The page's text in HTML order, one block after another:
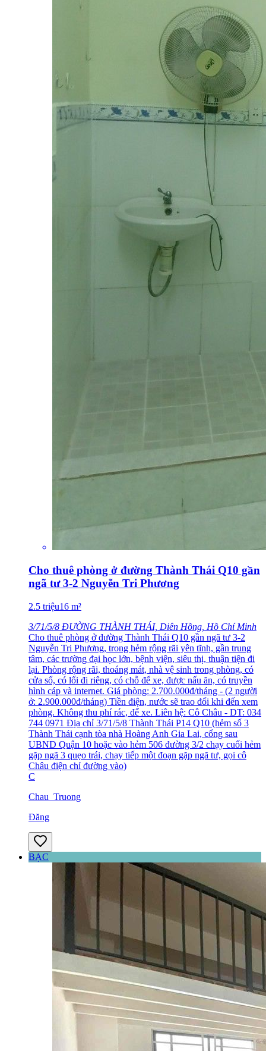
Cho thuê phòng ở đường Thành Thái Q10 gần
ngã tư 3-2 Nguyễn Tri Phương
2.5 triệu16 m²
3/71/5/8 ĐƯỜNG THÀNH THÁI, Diên Hồng, Hồ Chí Minh
Cho thuê phòng ở đường Thành Thái Q10 gần ngã tư 3-2
Nguyễn Tri Phương, trong hẻm rộng rãi yên tĩnh, gần trung
tâm, các trường đại học lớn, bệnh viện, siêu thị, thuận tiện đi
lại. Phòng rộng rãi, thoáng mát, nhà vệ sinh trong phòng, có
cửa sổ, có lối đi riêng, có chỗ để xe, được nấu ăn, có truyền
hình cáp và internet. Giá phòng: 2.700.000đ/tháng - (2 người
ở: 2.900.000đ/tháng) Tiền điện, nước sẽ trao đổi khi đến xem
phòng. Không thu phí rác, để xe. Liên hệ: Cô Châu - DT: 034
744 0971 Địa chỉ 3/71/5/8 Thành Thái P14 Q10 (hẻm số 3
Thành Thái cạnh tòa nhà Hoàng Anh Gia Lai, cổng sau
UBND Quận 10 hoặc vào hẻm 506 đường 3/2 chạy cuối hẻm
gặp ngã 3 quẹo trái, chạy tiếp một đoạn gặp ngã tư, gọi cô
Châu điện chỉ đường vào)
C
Chau_Truong
Đăng
BẠC